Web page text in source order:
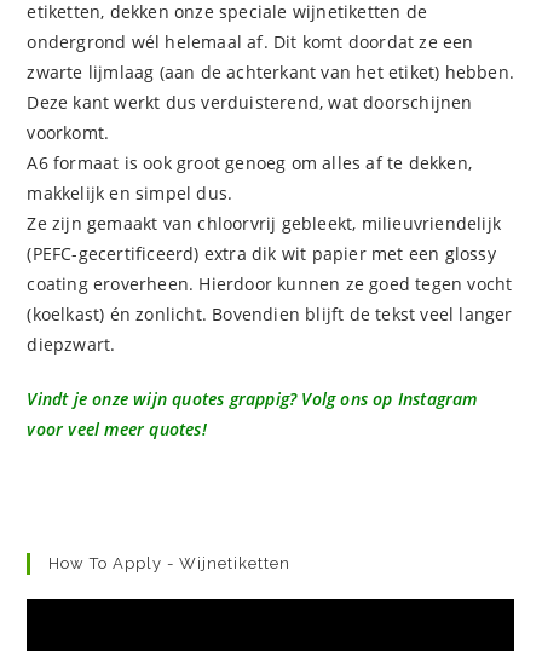
etiketten, dekken onze speciale wijnetiketten de
ondergrond wél helemaal af. Dit komt doordat ze een
zwarte lijmlaag (aan de achterkant van het etiket) hebben.
Deze kant werkt dus verduisterend, wat doorschijnen
voorkomt.
A6 formaat is ook groot genoeg om alles af te dekken,
makkelijk en simpel dus.
Ze zijn gemaakt van chloorvrij gebleekt, milieuvriendelijk
(PEFC-gecertificeerd) extra dik wit papier met een glossy
coating eroverheen. Hierdoor kunnen ze goed tegen vocht
(koelkast) én zonlicht. Bovendien blijft de tekst veel langer
diepzwart.
Vindt je onze wijn quotes grappig? Volg ons op Instagram
voor veel meer quotes!
How To Apply - Wijnetiketten